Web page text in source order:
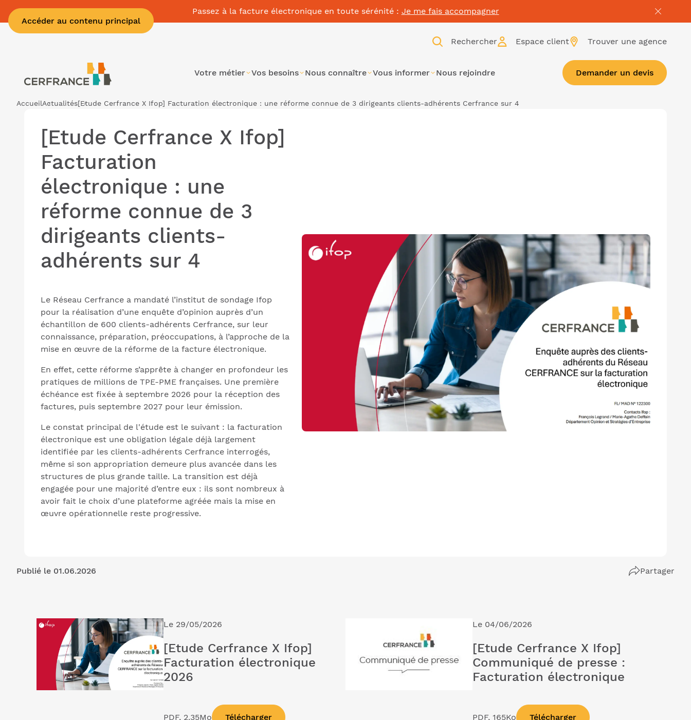
Accéder au contenu principal
Passez à la facture électronique en toute sérénité : Je me fais accompagner
Rechercher Espace client Trouver une agence
Votre métier Vos besoins Nous connaître Vous informer Nous rejoindre Demander un devis
AccueilActualités[Etude Cerfrance X Ifop] Facturation électronique : une réforme connue de 3 dirigeants clients-adhérents Cerfrance sur 4
[Etude Cerfrance X Ifop]
Facturation
électronique : une
réforme connue de 3
dirigeants clients-
adhérents sur 4
Le Réseau Cerfrance a mandaté l’institut de sondage Ifop
pour la réalisation d’une enquête d’opinion auprès d’un
échantillon de 600 clients-adhérents Cerfrance, sur leur
connaissance, préparation, préoccupations, à l’approche de la
mise en œuvre de la réforme de la facture électronique.
En effet, cette réforme s’apprête à changer en profondeur les
pratiques de millions de TPE-PME françaises. Une première
échéance est fixée à septembre 2026 pour la réception des
factures, puis septembre 2027 pour leur émission.
Le constat principal de l'étude est le suivant : la facturation
électronique est une obligation légale déjà largement
identifiée par les clients-adhérents Cerfrance interrogés,
même si son appropriation demeure plus avancée dans les
structures de plus grande taille. La transition est déjà
engagée pour une majorité d’entre eux : ils sont nombreux à
avoir fait le choix d’une plateforme agréée mais la mise en
œuvre opérationnelle reste progressive.
Publié le 01.06.2026 Partager
Le 29/05/2026
[Etude Cerfrance X Ifop]
Facturation électronique
2026
PDF, 2.35Mo Télécharger
Le 04/06/2026
[Etude Cerfrance X Ifop]
Communiqué de presse :
Facturation électronique
PDF, 165Ko Télécharger